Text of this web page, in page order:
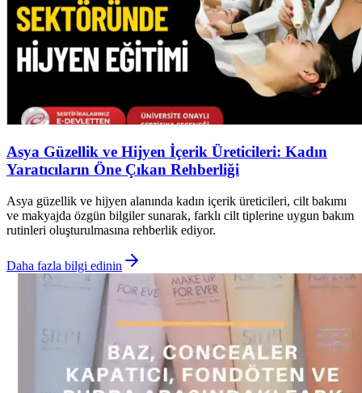
Asya Güzellik ve Hijyen İçerik Üreticileri: Kadın
Yaratıcıların Öne Çıkan Rehberliği
Asya güzellik ve hijyen alanında kadın içerik üreticileri, cilt bakımı
ve makyajda özgün bilgiler sunarak, farklı cilt tiplerine uygun bakım
rutinleri oluşturulmasına rehberlik ediyor.
Daha fazla bilgi edinin